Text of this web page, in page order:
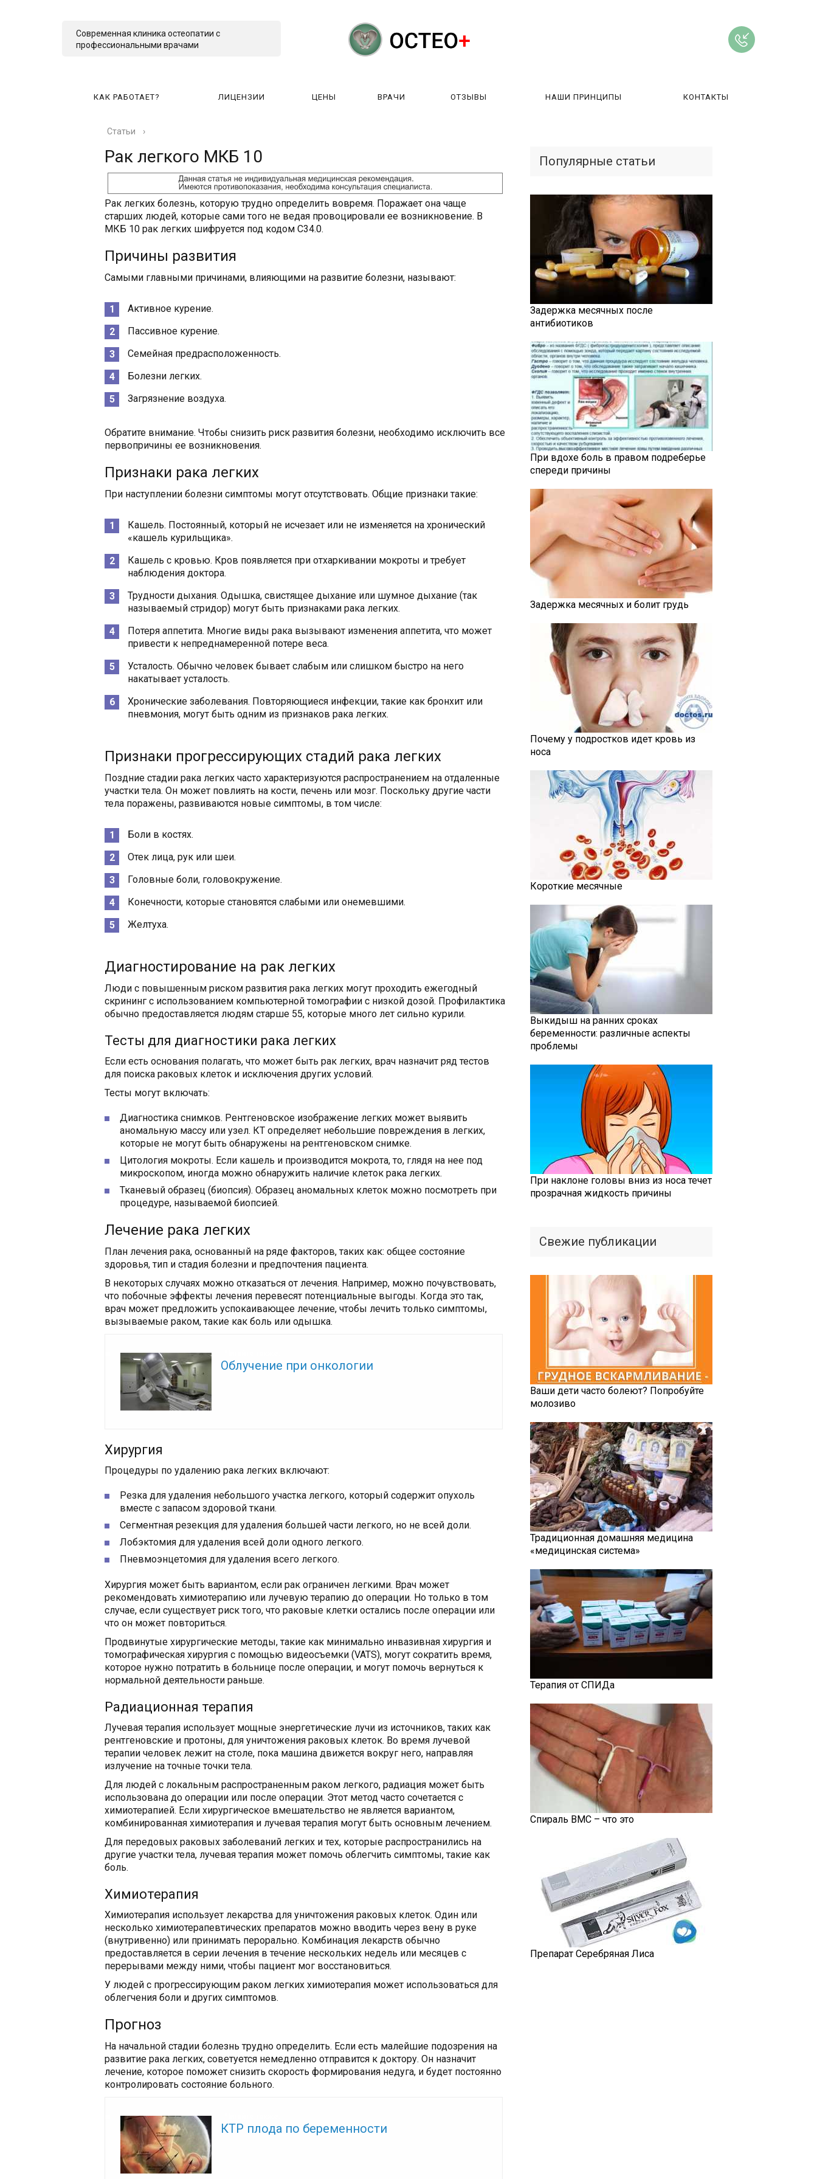
Современная клиника остеопатии с
профессиональными врачами
КАК РАБОТАЕТ? ЛИЦЕНЗИИ ЦЕНЫ ВРАЧИ ОТЗЫВЫ НАШИ ПРИНЦИПЫ КОНТАКТЫ
КАК РАБОТАЕТ?
Статьи ›
Рак легкого МКБ 10
Рак легких болезнь, которую трудно определить вовремя. Поражает она чаще
старших людей, которые сами того не ведая провоцировали ее возникновение. В
МКБ 10 рак легких шифруется под кодом С34.0.
Причины развития
Самыми главными причинами, влияющими на развитие болезни, называют:
Активное курение.
Пассивное курение.
Семейная предрасположенность.
Болезни легких.
Загрязнение воздуха.
Обратите внимание. Чтобы снизить риск развития болезни, необходимо исключить все
первопричины ее возникновения.
Признаки рака легких
При наступлении болезни симптомы могут отсутствовать. Общие признаки такие:
Кашель. Постоянный, который не исчезает или не изменяется на хронический
«кашель курильщика».
Кашель с кровью. Кров появляется при отхаркивании мокроты и требует
наблюдения доктора.
Трудности дыхания. Одышка, свистящее дыхание или шумное дыхание (так
называемый стридор) могут быть признаками рака легких.
Потеря аппетита. Многие виды рака вызывают изменения аппетита, что может
привести к непреднамеренной потере веса.
Усталость. Обычно человек бывает слабым или слишком быстро на него
накатывает усталость.
Хронические заболевания. Повторяющиеся инфекции, такие как бронхит или
пневмония, могут быть одним из признаков рака легких.
Признаки прогрессирующих стадий рака легких
Поздние стадии рака легких часто характеризуются распространением на отдаленные
участки тела. Он может повлиять на кости, печень или мозг. Поскольку другие части
тела поражены, развиваются новые симптомы, в том числе:
Боли в костях.
Отек лица, рук или шеи.
Головные боли, головокружение.
Конечности, которые становятся слабыми или онемевшими.
Желтуха.
Диагностирование на рак легких
Люди с повышенным риском развития рака легких могут проходить ежегодный
скрининг с использованием компьютерной томографии с низкой дозой. Профилактика
обычно предоставляется людям старше 55, которые много лет сильно курили.
Тесты для диагностики рака легких
Если есть основания полагать, что может быть рак легких, врач назначит ряд тестов
для поиска раковых клеток и исключения других условий.
Тесты могут включать:
Диагностика снимков. Рентгеновское изображение легких может выявить
аномальную массу или узел. КТ определяет небольшие повреждения в легких,
которые не могут быть обнаружены на рентгеновском снимке.
Цитология мокроты. Если кашель и производится мокрота, то, глядя на нее под
микроскопом, иногда можно обнаружить наличие клеток рака легких.
Тканевый образец (биопсия). Образец аномальных клеток можно посмотреть при
процедуре, называемой биопсией.
Лечение рака легких
План лечения рака, основанный на ряде факторов, таких как: общее состояние
здоровья, тип и стадия болезни и предпочтения пациента.
В некоторых случаях можно отказаться от лечения. Например, можно почувствовать,
что побочные эффекты лечения перевесят потенциальные выгоды. Когда это так,
врач может предложить успокаивающее лечение, чтобы лечить только симптомы,
вызываемые раком, такие как боль или одышка.
Облучение при онкологии
Хирургия
Процедуры по удалению рака легких включают:
Резка для удаления небольшого участка легкого, который содержит опухоль
вместе с запасом здоровой ткани.
Сегментная резекция для удаления большей части легкого, но не всей доли.
Лобэктомия для удаления всей доли одного легкого.
Пневмоэнцетомия для удаления всего легкого.
Хирургия может быть вариантом, если рак ограничен легкими. Врач может
рекомендовать химиотерапию или лучевую терапию до операции. Но только в том
случае, если существует риск того, что раковые клетки остались после операции или
что он может повториться.
Продвинутые хирургические методы, такие как минимально инвазивная хирургия и
томографическая хирургия с помощью видеосъемки (VATS), могут сократить время,
которое нужно потратить в больнице после операции, и могут помочь вернуться к
нормальной деятельности раньше.
Радиационная терапия
Лучевая терапия использует мощные энергетические лучи из источников, таких как
рентгеновские и протоны, для уничтожения раковых клеток. Во время лучевой
терапии человек лежит на столе, пока машина движется вокруг него, направляя
излучение на точные точки тела.
Для людей с локальным распространенным раком легкого, радиация может быть
использована до операции или после операции. Этот метод часто сочетается с
химиотерапией. Если хирургическое вмешательство не является вариантом,
комбинированная химиотерапия и лучевая терапия могут быть основным лечением.
Для передовых раковых заболеваний легких и тех, которые распространились на
другие участки тела, лучевая терапия может помочь облегчить симптомы, такие как
боль.
Химиотерапия
Химиотерапия использует лекарства для уничтожения раковых клеток. Один или
несколько химиотерапевтических препаратов можно вводить через вену в руке
(внутривенно) или принимать перорально. Комбинация лекарств обычно
предоставляется в серии лечения в течение нескольких недель или месяцев с
перерывами между ними, чтобы пациент мог восстановиться.
У людей с прогрессирующим раком легких химиотерапия может использоваться для
облегчения боли и других симптомов.
Прогноз
На начальной стадии болезнь трудно определить. Если есть малейшие подозрения на
развитие рака легких, советуется немедленно отправится к доктору. Он назначит
лечение, которое поможет снизить скорость формирования недуга, и будет постоянно
контролировать состояние больного.
КТР плода по беременности
Популярные статьи
Задержка месячных после
антибиотиков
При вдохе боль в правом подреберье
спереди причины
Задержка месячных и болит грудь
Почему у подростков идет кровь из
носа
Короткие месячные
Выкидыш на ранних сроках
беременности: различные аспекты
проблемы
При наклоне головы вниз из носа течет
прозрачная жидкость причины
Свежие публикации
Ваши дети часто болеют? Попробуйте
молозиво
Традиционная домашняя медицина
«медицинская система»
Терапия от СПИДа
Спираль ВМС – что это
Препарат Серебряная Лиса